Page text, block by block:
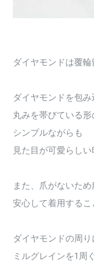
ダイヤモンドは覆輪
ダイヤモンドを包
丸みを帯びている形
シンプルながらも
見た目が可愛らしい
また、爪がないた
安心して着用するこ
ダイヤモンドの周り
ミルグレインを1周